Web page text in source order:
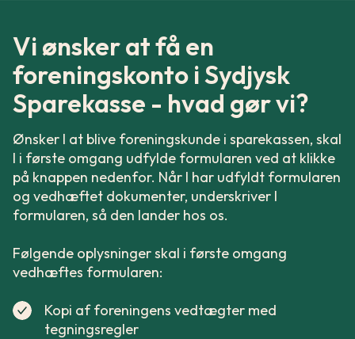
Vi ønsker at få en
foreningskonto i Sydjysk
Sparekasse - hvad gør vi?
Ønsker I at blive foreningskunde i sparekassen, skal
I i første omgang udfylde formularen ved at klikke
på knappen nedenfor. Når I har udfyldt formularen
og vedhæftet dokumenter, underskriver I
formularen, så den lander hos os.
Følgende oplysninger skal i første omgang
vedhæftes formularen:
Kopi af foreningens vedtægter med
tegningsregler